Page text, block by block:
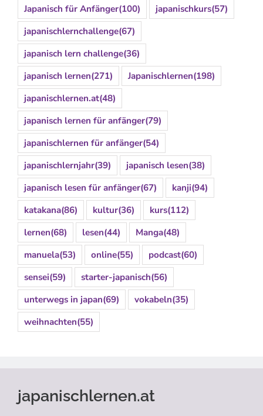
Japanisch für Anfänger(100) japanischkurs(57)
japanischlernchallenge(67)
japanisch lern challenge(36)
japanisch lernen(271) Japanischlernen(198)
japanischlernen.at(48)
japanisch lernen für anfänger(79)
japanischlernen für anfänger(54)
japanischlernjahr(39) japanisch lesen(38)
japanisch lesen für anfänger(67) kanji(94)
katakana(86) kultur(36) kurs(112)
lernen(68) lesen(44) Manga(48)
manuela(53) online(55) podcast(60)
sensei(59) starter-japanisch(56)
unterwegs in japan(69) vokabeln(35)
weihnachten(55)
japanischlernen.at